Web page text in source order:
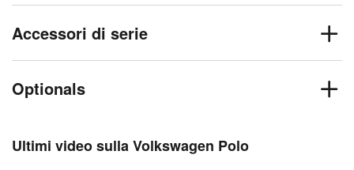
Accessori di serie
Optionals
Ultimi video sulla Volkswagen Polo